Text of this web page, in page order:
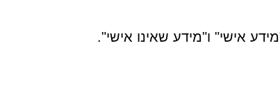
אישי" ו"מידע שאינו אישי".